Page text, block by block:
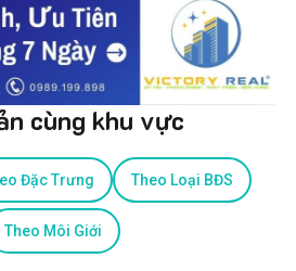
cùng khu vực
Đặc Trưng Theo Loại BĐS
Theo Môi Giới